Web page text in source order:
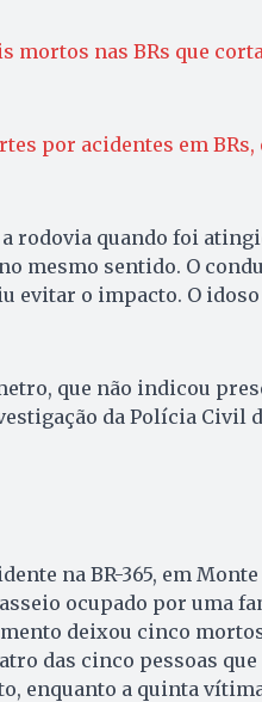
mortos nas BRs que
por acidentes em BRs,
rodovia quando foi
mesmo sentido. O
evitar o impacto. O
que não indicou
da Polícia Civil
na BR-365, em
ocupado por uma
deixou cinco
das cinco pessoas que
enquanto a quinta